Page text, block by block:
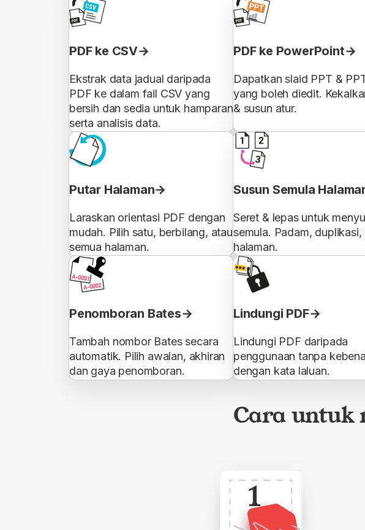
PDF ke CSV
Ekstrak data jadual daripada
PDF ke dalam fail CSV yang
bersih dan sedia untuk hamparan
serta analisis data.
PDF ke PowerPoint
Dapatkan slaid PPT &
yang boleh diedit.
& susun atur.
Putar Halaman
Laraskan orientasi PDF dengan
mudah. Pilih satu, berbilang, atau
semua halaman.
Susun Semula
Seret & lepas untuk
semula. Padam, duplikasi,
halaman.
Penomboran Bates
Tambah nombor Bates secara
automatik. Pilih awalan, akhiran
dan gaya penomboran.
Lindungi PDF
Lindungi PDF daripada
penggunaan tanpa
dengan kata laluan.
Cara untuk
1